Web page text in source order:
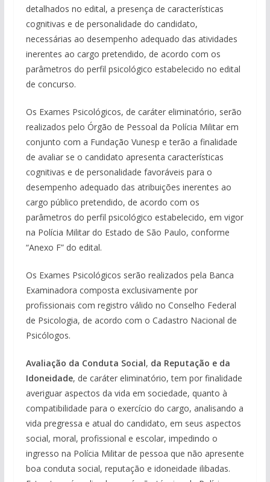
detalhados no edital, a presença de características
cognitivas e de personalidade do candidato,
necessárias ao desempenho adequado das atividades
inerentes ao cargo pretendido, de acordo com os
parâmetros do perfil psicológico estabelecido no edital
de concurso.
Os Exames Psicológicos, de caráter eliminatório, serão
realizados pelo Órgão de Pessoal da Polícia Militar em
conjunto com a Fundação Vunesp e terão a finalidade
de avaliar se o candidato apresenta características
cognitivas e de personalidade favoráveis para o
desempenho adequado das atribuições inerentes ao
cargo público pretendido, de acordo com os
parâmetros do perfil psicológico estabelecido, em vigor
na Polícia Militar do Estado de São Paulo, conforme
“Anexo F” do edital.
Os Exames Psicológicos serão realizados pela Banca
Examinadora composta exclusivamente por
profissionais com registro válido no Conselho Federal
de Psicologia, de acordo com o Cadastro Nacional de
Psicólogos.
Avaliação da Conduta Social, da Reputação e da
Idoneidade, de caráter eliminatório, tem por finalidade
averiguar aspectos da vida em sociedade, quanto à
compatibilidade para o exercício do cargo, analisando a
vida pregressa e atual do candidato, em seus aspectos
social, moral, profissional e escolar, impedindo o
ingresso na Polícia Militar de pessoa que não apresente
boa conduta social, reputação e idoneidade ilibadas.